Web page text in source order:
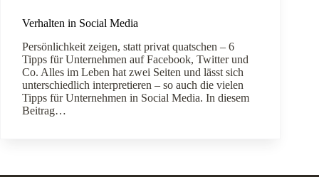
Verhalten in Social Media
Persönlichkeit zeigen, statt privat quatschen – 6
Tipps für Unternehmen auf Facebook, Twitter und
Co. Alles im Leben hat zwei Seiten und lässt sich
unterschiedlich interpretieren – so auch die vielen
Tipps für Unternehmen in Social Media. In diesem
Beitrag…